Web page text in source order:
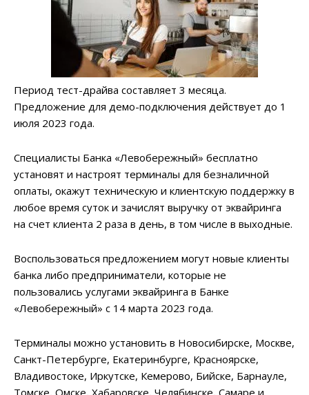
Период тест-драйва составляет 3 месяца.
Предложение для демо-подключения действует до 1
июля 2023 года.
Специалисты Банка «Левобережный» бесплатно
установят и настроят терминалы для безналичной
оплаты, окажут техническую и клиентскую поддержку в
любое время суток и зачислят выручку от эквайринга
на счет клиента 2 раза в день, в том числе в выходные.
Воспользоваться предложением могут новые клиенты
банка либо предприниматели, которые не
пользовались услугами эквайринга в Банке
«Левобережный» с 14 марта 2023 года.
Терминалы можно установить в Новосибирске, Москве,
Санкт-Петербурге, Екатеринбурге, Красноярске,
Владивостоке, Иркутске, Кемерово, Бийске, Барнауле,
Томске, Омске, Хабаровске, Челябинске, Самаре и